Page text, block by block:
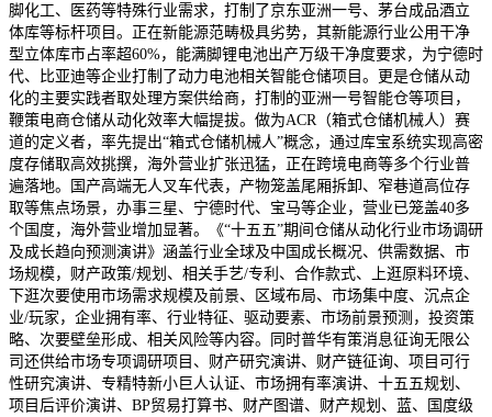
脚化工、医药等特殊行业需求，打制了京东亚洲一号、茅台成品酒立
体库等标杆项目。正在新能源范畴极具劣势，其新能源行业公用干净
型立体库市占率超60%，能满脚锂电池出产万级干净度要求，为宁德时
代、比亚迪等企业打制了动力电池相关智能仓储项目。更是仓储从动
化的主要实践者取处理方案供给商，打制的亚洲一号智能仓等项目，
鞭策电商仓储从动化效率大幅提拔。做为ACR（箱式仓储机械人）赛
道的定义者，率先提出“箱式仓储机械人”概念，通过库宝系统实现高密
度存储取高效挑撰，海外营业扩张迅猛，正在跨境电商等多个行业普
遍落地。国产高端无人叉车代表，产物笼盖尾厢拆卸、窄巷道高位存
取等焦点场景，办事三星、宁德时代、宝马等企业，营业已笼盖40多
个国度，海外营业增加显著。《“十五五”期间仓储从动化行业市场调研
及成长趋向预测演讲》涵盖行业全球及中国成长概况、供需数据、市
场规模，财产政策/规划、相关手艺/专利、合作款式、上逛原料环境、
下逛次要使用市场需求规模及前景、区域布局、市场集中度、沉点企
业/玩家，企业拥有率、行业特征、驱动要素、市场前景预测，投资策
略、次要壁垒形成、相关风险等内容。同时普华有策消息征询无限公
司还供给市场专项调研项目、财产研究演讲、财产链征询、项目可行
性研究演讲、专精特新小巨人认证、市场拥有率演讲、十五五规划、
项目后评价演讲、BP贸易打算书、财产图谱、财产规划、蓝、国度级